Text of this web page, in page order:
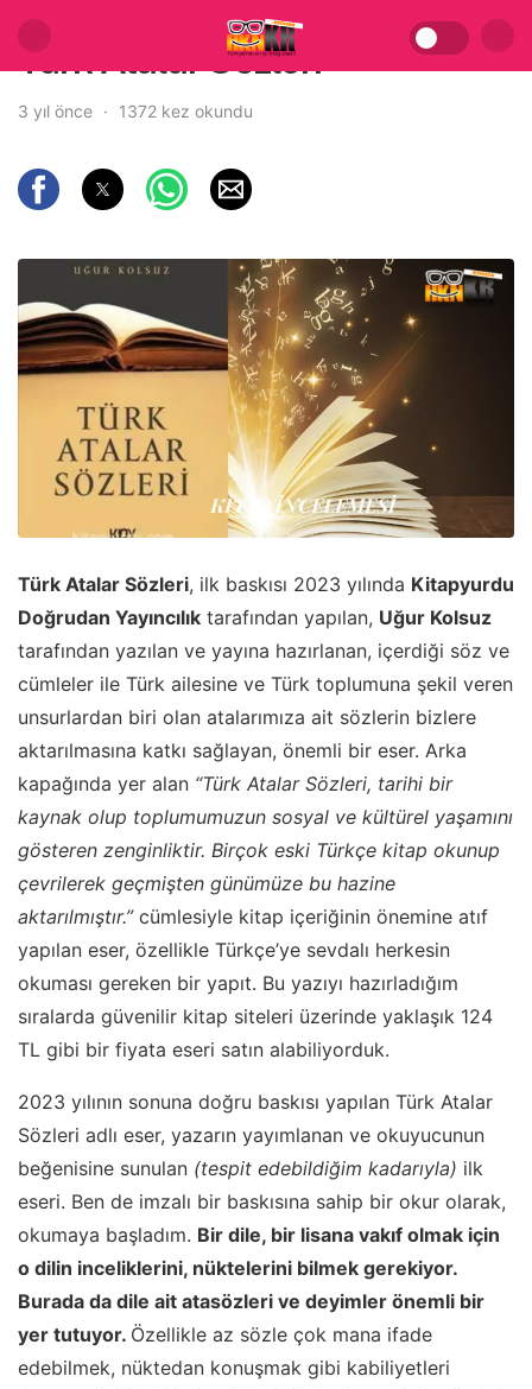
Türk Atalar Sözleri
3 yıl önce 1372 kez okundu
Türk Atalar Sözleri, ilk baskısı 2023 yılında Kitapyurdu
Doğrudan Yayıncılık tarafından yapılan, Uğur Kolsuz
tarafından yazılan ve yayına hazırlanan, içerdiği söz ve
cümleler ile Türk ailesine ve Türk toplumuna şekil veren
unsurlardan biri olan atalarımıza ait sözlerin bizlere
aktarılmasına katkı sağlayan, önemli bir eser. Arka
kapağında yer alan “Türk Atalar Sözleri, tarihi bir
kaynak olup toplumumuzun sosyal ve kültürel yaşamını
gösteren zenginliktir. Birçok eski Türkçe kitap okunup
çevrilerek geçmişten günümüze bu hazine
aktarılmıştır.”cümlesiyle kitap içeriğinin önemine atıf
yapılan eser, özellikle Türkçe’ye sevdalı herkesin
okuması gereken bir yapıt. Bu yazıyı hazırladığım
sıralarda güvenilir kitap siteleri üzerinde yaklaşık 124
TL gibi bir fiyata eseri satın alabiliyorduk.
2023 yılının sonuna doğru baskısı yapılan Türk Atalar
Sözleri adlı eser, yazarın yayımlanan ve okuyucunun
beğenisine sunulan (tespit edebildiğim kadarıyla) ilk
eseri. Ben de imzalı bir baskısına sahip bir okur olarak,
okumaya başladım. Bir dile, bir lisana vakıf olmak için
o dilin inceliklerini, nüktelerini bilmek gerekiyor.
Burada da dile ait atasözleri ve deyimler önemli bir
yer tutuyor. Özellikle az sözle çok mana ifade
edebilmek, nüktedan konuşmak gibi kabiliyetleri